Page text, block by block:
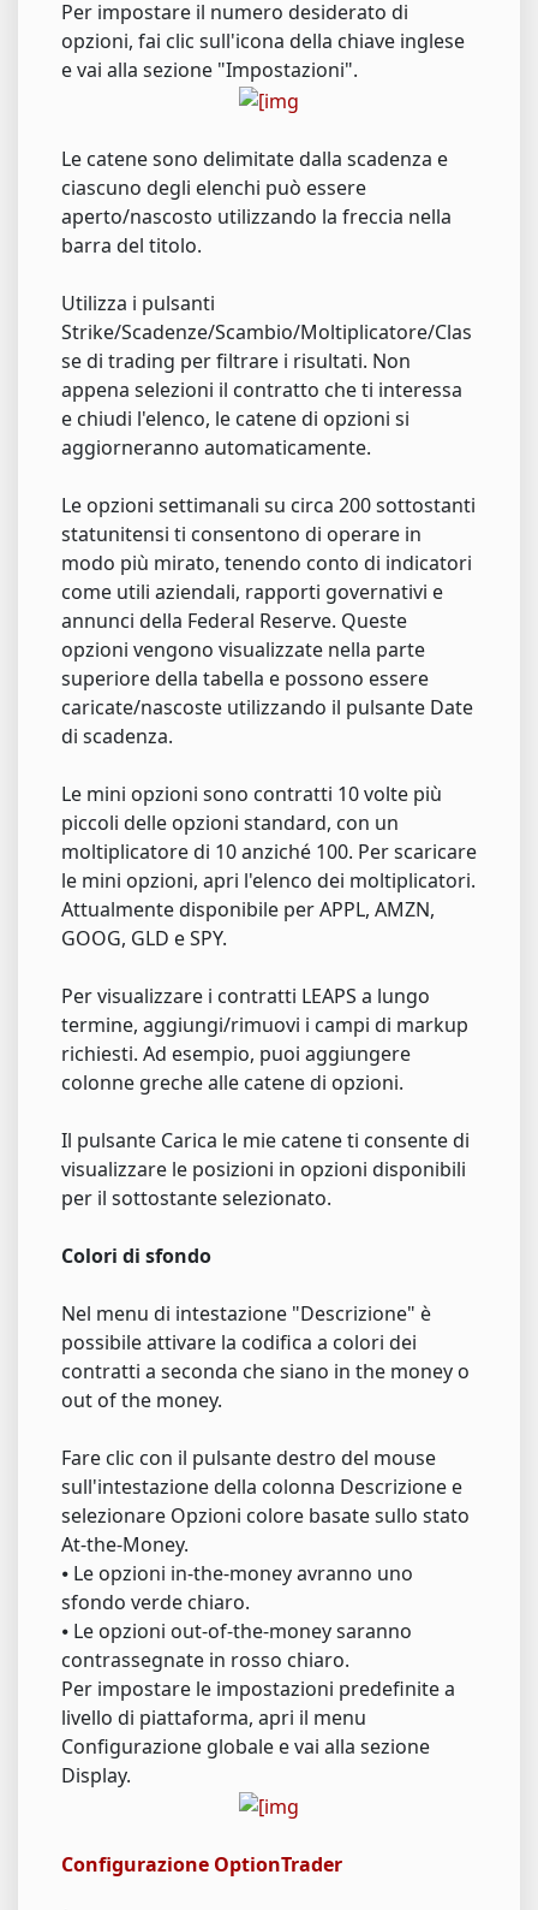
Per impostare il numero desiderato di
opzioni, fai clic sull'icona della chiave inglese
e vai alla sezione "Impostazioni".
Le catene sono delimitate dalla scadenza e
ciascuno degli elenchi può essere
aperto/nascosto utilizzando la freccia nella
barra del titolo.
Utilizza i pulsanti
Strike/Scadenze/Scambio/Moltiplicatore/Clas
se di trading per filtrare i risultati. Non
appena selezioni il contratto che ti interessa
e chiudi l'elenco, le catene di opzioni si
aggiorneranno automaticamente.
Le opzioni settimanali su circa 200 sottostanti
statunitensi ti consentono di operare in
modo più mirato, tenendo conto di indicatori
come utili aziendali, rapporti governativi e
annunci della Federal Reserve. Queste
opzioni vengono visualizzate nella parte
superiore della tabella e possono essere
caricate/nascoste utilizzando il pulsante Date
di scadenza.
Le mini opzioni sono contratti 10 volte più
piccoli delle opzioni standard, con un
moltiplicatore di 10 anziché 100. Per scaricare
le mini opzioni, apri l'elenco dei moltiplicatori.
Attualmente disponibile per APPL, AMZN,
GOOG, GLD e SPY.
Per visualizzare i contratti LEAPS a lungo
termine, aggiungi/rimuovi i campi di markup
richiesti. Ad esempio, puoi aggiungere
colonne greche alle catene di opzioni.
Il pulsante Carica le mie catene ti consente di
visualizzare le posizioni in opzioni disponibili
per il sottostante selezionato.
Colori di sfondo
Nel menu di intestazione "Descrizione" è
possibile attivare la codifica a colori dei
contratti a seconda che siano in the money o
out of the money.
Fare clic con il pulsante destro del mouse
sull'intestazione della colonna Descrizione e
selezionare Opzioni colore basate sullo stato
At-the-Money.
⦁ Le opzioni in-the-money avranno uno
sfondo verde chiaro.
⦁ Le opzioni out-of-the-money saranno
contrassegnate in rosso chiaro.
Per impostare le impostazioni predefinite a
livello di piattaforma, apri il menu
Configurazione globale e vai alla sezione
Display.
Configurazione OptionTrader